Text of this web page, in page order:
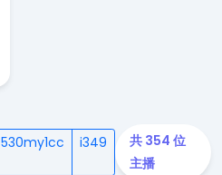
530my1cc i349
共 354 位
主播